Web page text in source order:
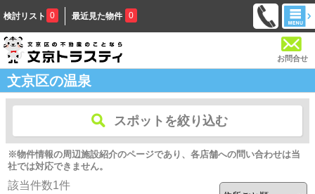
検討リスト 0 最近見た物件 0
お問合せ
文京区の温泉
スポットを絞り込む
※物件情報の周辺施設紹介のページであり、各店舗への問い合わせは当
社では対応できません。
該当件数1件